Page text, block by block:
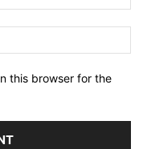
this browser for the